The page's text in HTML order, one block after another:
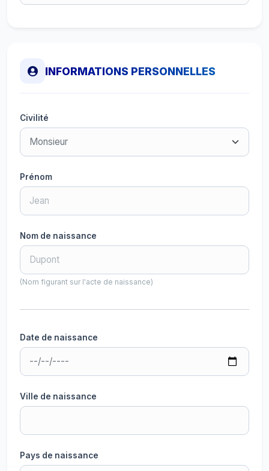
INFORMATIONS PERSONNELLES
Civilité
Prénom
Nom de naissance
(Nom figurant sur l'acte de naissance)
Date de naissance
Ville de naissance
Pays de naissance